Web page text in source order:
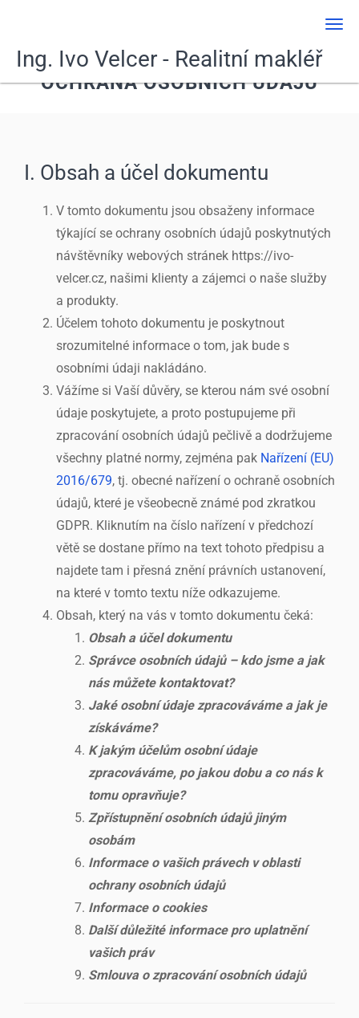
Ing. Ivo Velcer - Realitní makléř
OCHRANA OSOBNÍCH ÚDAJŮ
I. Obsah a účel dokumentu
V tomto dokumentu jsou obsaženy informace
týkající se ochrany osobních údajů poskytnutých
návštěvníky webových stránek https://ivo-
velcer.cz, našimi klienty a zájemci o naše služby
a produkty.
Účelem tohoto dokumentu je poskytnout
srozumitelné informace o tom, jak bude s
osobními údaji nakládáno.
Vážíme si Vaší důvěry, se kterou nám své osobní
údaje poskytujete, a proto postupujeme při
zpracování osobních údajů pečlivě a dodržujeme
všechny platné normy, zejména pak Nařízení (EU)
2016/679, tj. obecné nařízení o ochraně osobních
údajů, které je všeobecně známé pod zkratkou
GDPR. Kliknutím na číslo nařízení v předchozí
větě se dostane přímo na text tohoto předpisu a
najdete tam i přesná znění právních ustanovení,
na které v tomto textu níže odkazujeme.
Obsah, který na vás v tomto dokumentu čeká:
Obsah a účel dokumentu
Správce osobních údajů – kdo jsme a jak
nás můžete kontaktovat?
Jaké osobní údaje zpracováváme a jak je
získáváme?
K jakým účelům osobní údaje
zpracováváme, po jakou dobu a co nás k
tomu opravňuje?
Zpřístupnění osobních údajů jiným
osobám
Informace o vašich právech v oblasti
ochrany osobních údajů
Informace o cookies
Další důležité informace pro uplatnění
vašich práv
Smlouva o zpracování osobních údajů